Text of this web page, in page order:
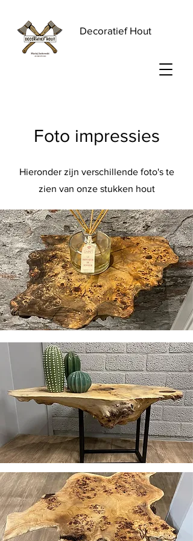
Decoratief Hout
Foto impressies
Hieronder zijn verschillende foto's te
zien van onze stukken hout